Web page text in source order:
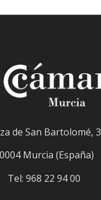
de San Bartolomé, 3
Murcia (España)
Tel: 968 22 94 00